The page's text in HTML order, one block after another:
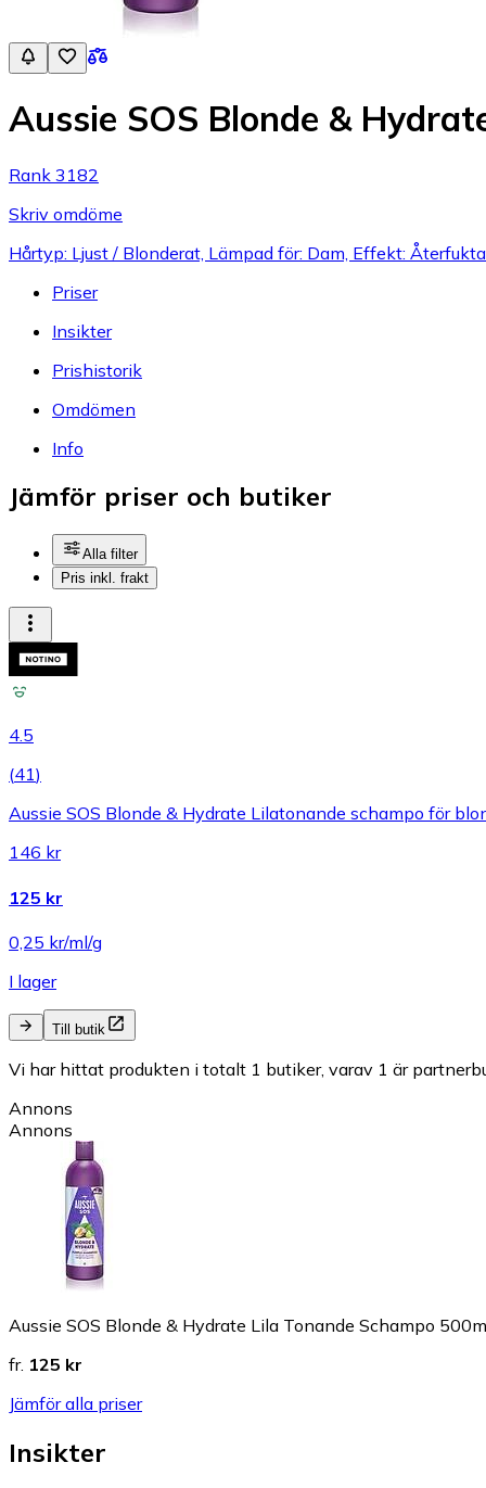
Aussie SOS Blonde &
Rank 3182
Skriv omdöme
Hårtyp: Ljust / Blonderat, Lämpad för: Dam, Effekt:
Priser
Insikter
Prishistorik
Omdömen
Info
Jämför priser och butiker
Alla filter
Pris inkl. frakt
4.5
(41)
Aussie SOS Blonde & Hydrate Lilatonande schampo för
146 kr
125 kr
0,25 kr/ml/g
I lager
Till butik
Vi har hittat produkten i totalt 1 butiker, varav 1 är
Annons
Annons
Aussie SOS Blonde & Hydrate Lila Tonande Schampo
fr. 125 kr
Jämför alla priser
Insikter